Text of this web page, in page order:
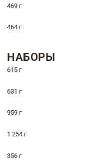
469 г
464 г
НАБОРЫ
615 г
631 г
959 г
1 254 г
356 г